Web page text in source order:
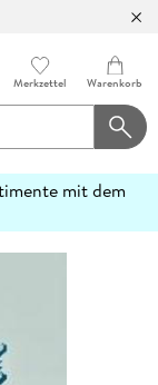
Merkzettel Warenkorb
mit dem